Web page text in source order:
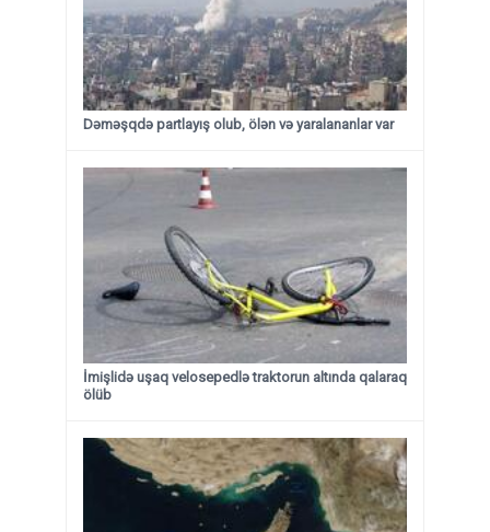
Dəməşqdə partlayış olub, ölən və yaralananlar var
İmişlidə uşaq velosepedlə traktorun altında qalaraq
ölüb